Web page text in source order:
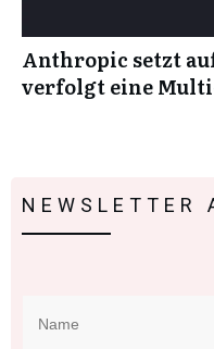
Anthropic setzt
verfolgt eine
NEWSLETTER